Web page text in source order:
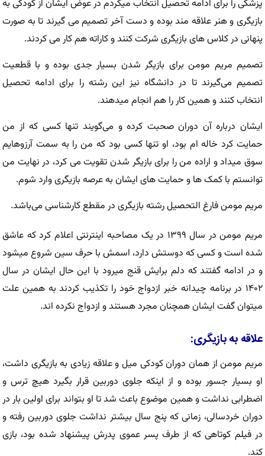
پزشکی را برای ادامه تحصیل انتخاب میکردم در عوض ایشان از کودکی به
بازیگری و هنر علاقه مند بوده و دست آخر تصمیم می گیرند تا به صورت
پنهانی در کلاس های بازیگری شرکت کنند و کاراته هم کار می کردند.
تصمیم مریم مومن برای بازیگر شدن بسیار جدی بوده و با قطعیت
تصمیم می‌گیرند تا در دانشگاه نیز این رشته را برای ادامه تحصیل
انتخاب کنند و همین کار را هم انجام میدهند.
ایشان درباره آن دوران صحبت کرده و می‌گویند تنها کسی که از من
حمایت کرد خاله ام بود، او تنها کسی بود که من را به سمت آرزوهایم
سوق میداد و اراده من را برای بازیگر شدن تقویت می کرد، در نهایت من
توانستم با کمک ها و حمایت های ایشان به عرصه بازیگری وارد شوم.
مریم مومن فارغ التحصیل رشته بازیگری در مقطع کارشناسی می‌باشد.
مریم مومن در سال ۱۳۹۹ در یک مصاحبه اینترنتی اعلام کرد که عاشق
شده است و کسی که دوستش دارد، اسمش با حرف سین شروع میشود
و در ادامه گفتند که دلم برایش قنج میرود با این حال ایشان در سال
۱۴۰۲ در برنامه چیدانه خبر ازدواج خود را تکذیب کردند به همین علت
میتوان گفت ایشان همچنان مجرد هستند و ازدواج نکرده اند.
علاقه به بازیگری:
مریم مومن از همان دوران کودکی میل و علاقه زیادی به بازیگری داشت،
او بسیار جسور بوده و از اینکه جلوی دوربین قرار بگیرد هیچ ترس و
اضطرابی نداشت و همین موضوع باعث شد تا او بتواند برای اولین بار در
دوران خردسالی، زمانی که پنج سال بیشتر نداشت جلوی دوربین رفته و
در فیلم کوتاهی که از طرف پسر عموی پدرش پیشنهاد شده بود، بازی
کند.